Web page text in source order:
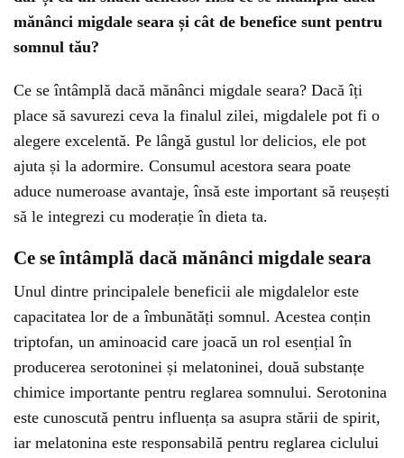
mănânci migdale seara și cât de benefice sunt pentru
somnul tău?
Ce se întâmplă dacă mănânci migdale seara? Dacă îți
place să savurezi ceva la finalul zilei, migdalele pot fi o
alegere excelentă. Pe lângă gustul lor delicios, ele pot
ajuta și la adormire. Consumul acestora seara poate
aduce numeroase avantaje, însă este important să reușești
să le integrezi cu moderație în dieta ta.
Ce se întâmplă dacă mănânci migdale seara
Unul dintre principalele beneficii ale migdalelor este
capacitatea lor de a îmbunătăți somnul. Acestea conțin
triptofan, un aminoacid care joacă un rol esențial în
producerea serotoninei și melatoninei, două substanțe
chimice importante pentru reglarea somnului. Serotonina
este cunoscută pentru influența sa asupra stării de spirit,
iar melatonina este responsabilă pentru reglarea ciclului